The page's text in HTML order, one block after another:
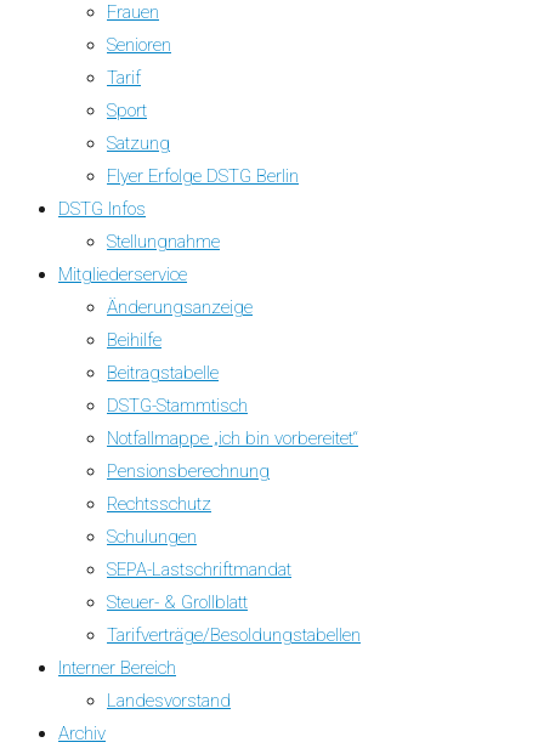
Frauen
Senioren
Tarif
Sport
Satzung
Flyer Erfolge DSTG Berlin
DSTG Infos
Stellungnahme
Mitgliederservice
Änderungsanzeige
Beihilfe
Beitragstabelle
DSTG-Stammtisch
Notfallmappe „ich bin vorbereitet“
Pensionsberechnung
Rechtsschutz
Schulungen
SEPA-Lastschriftmandat
Steuer- & Grollblatt
Tarifverträge/Besoldungstabellen
Interner Bereich
Landesvorstand
Archiv